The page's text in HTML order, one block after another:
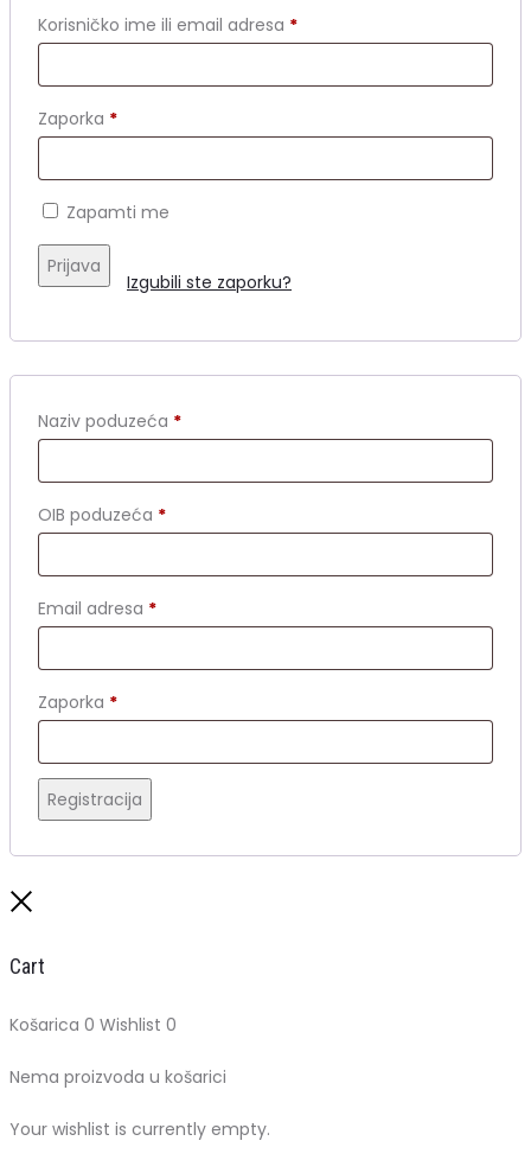
Korisničko ime ili email adresa *Obavezno
Zaporka *Obavezno
Zapamti me
Prijava
Izgubili ste zaporku?
Naziv poduzeća *
OIB poduzeća *
Email adresa *Obavezno
Zaporka *Obavezno
Registracija
Cart
Košarica 0 Wishlist 0
Nema proizvoda u košarici
Your wishlist is currently empty.